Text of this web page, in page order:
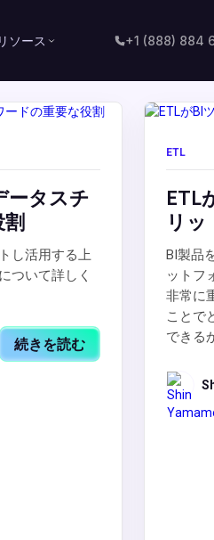
リソース +1 (888) 884
ータスチ
し活用する上
ついて詳しく
続きを読む
ETL
ETL
リッ
BI製品
ットフ
非常に
ことで
できる